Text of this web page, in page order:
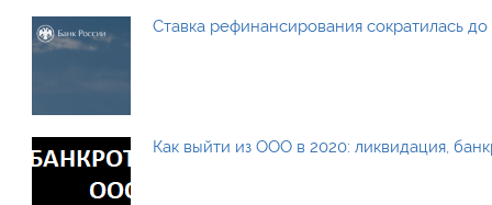
Ставка рефинансирования сократилась
Как выйти из ООО в 2020: ликвидация,